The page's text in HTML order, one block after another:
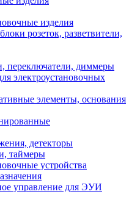
изделия
розеток, разветвители,
переключатели, диммеры
электроустановочных
элементы, основания
детекторы
таймеры
устройства
управление для ЭУИ